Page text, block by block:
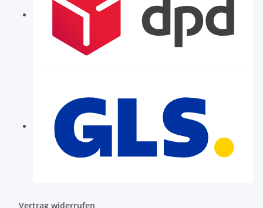
Vertrag widerrufen